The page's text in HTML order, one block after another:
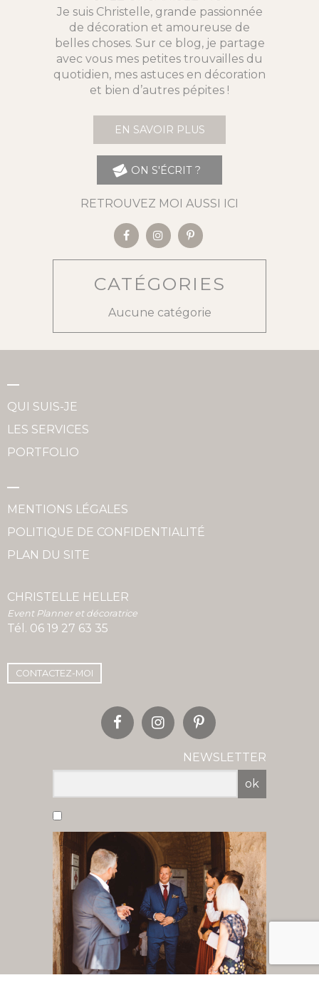
Je suis Christelle, grande passionnée
de décoration et amoureuse de
belles choses. Sur ce blog, je partage
avec vous mes petites trouvailles du
quotidien, mes astuces en décoration
et bien d’autres pépites !
EN SAVOIR PLUS
ON S'ÉCRIT ?
RETROUVEZ MOI AUSSI ICI
CATÉGORIES
Aucune catégorie
QUI SUIS-JE
LES SERVICES
PORTFOLIO
MENTIONS LÉGALES
POLITIQUE DE CONFIDENTIALITÉ
PLAN DU SITE
CHRISTELLE HELLER
Event Planner et décoratrice
Tél. 06 19 27 63 35
CONTACTEZ-MOI
NEWSLETTER
ok